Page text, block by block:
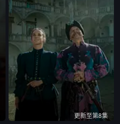
更新至第8集